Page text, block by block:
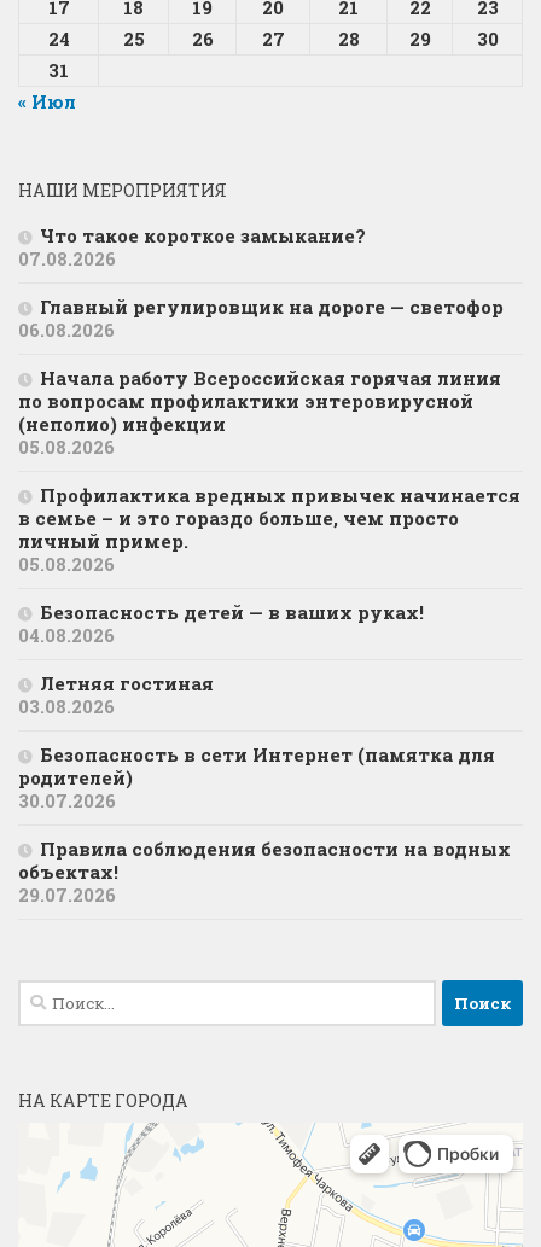
17
18 19 20 21 22
23
24
25 26 27 28 29
30
31
« Июл
НАШИ МЕРОПРИЯТИЯ
Что такое короткое замыкание?
07.08.2026
Главный регулировщик на дороге — светофор
06.08.2026
Начала работу Всероссийская горячая линия
по вопросам профилактики энтеровирусной
(неполио) инфекции
05.08.2026
Профилактика вредных привычек начинается
в семье – и это гораздо больше, чем просто
личный пример.
05.08.2026
Безопасность детей — в ваших руках!
04.08.2026
Летняя гостиная
03.08.2026
Безопасность в сети Интернет (памятка для
родителей)
30.07.2026
Правила соблюдения безопасности на водных
объектах!
29.07.2026
Найти:
НА КАРТЕ ГОРОДА